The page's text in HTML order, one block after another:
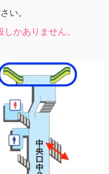
い。
かありません。